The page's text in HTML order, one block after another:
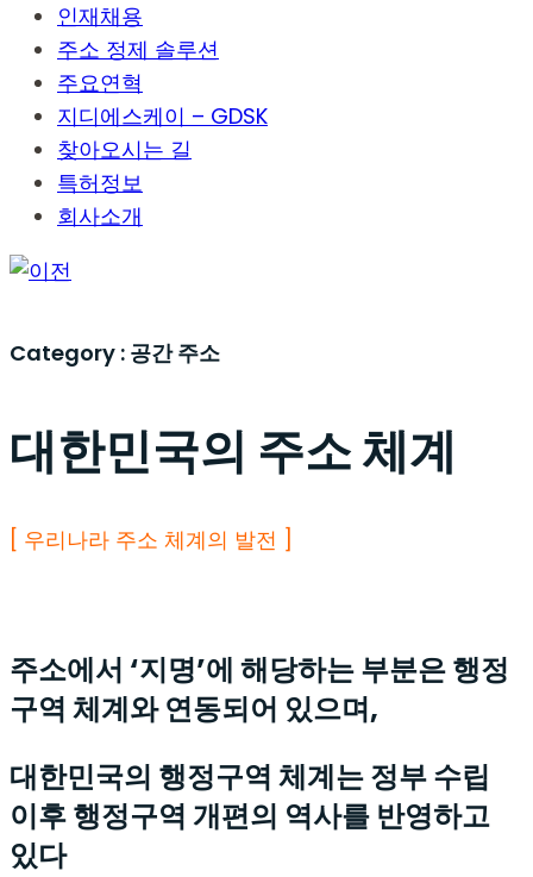
인재채용
주소 정제 솔루션
주요연혁
지디에스케이 – GDSK
찾아오시는 길
특허정보
회사소개
Category : 공간 주소
대한민국의 주소 체계
[ 우리나라 주소 체계의 발전 ]
주소에서 ‘지명’에 해당하는 부분은 행정
구역 체계와 연동되어 있으며,
대한민국의 행정구역 체계는 정부 수립
이후 행정구역 개편의 역사를 반영하고
있다